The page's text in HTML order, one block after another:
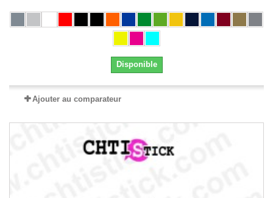
Disponible
Ajouter au comparateur